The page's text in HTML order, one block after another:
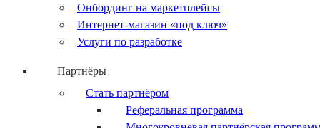
Онбординг на маркетплейсы
Интернет-магазин «под ключ»
Услуги по разработке
Партнёры
Стать партнёром
Реферальная программа